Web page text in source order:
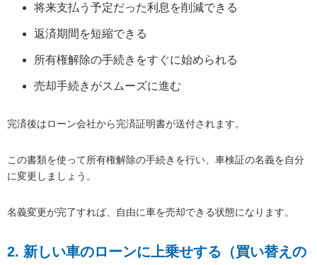
将来支払う予定だった利息を削減できる
返済期間を短縮できる
所有権解除の手続きをすぐに始められる
売却手続きがスムーズに進む
完済後はローン会社から完済証明書が送付されます。
この書類を使って所有権解除の手続きを行い、車検証の名義を自分
に変更しましょう。
名義変更が完了すれば、自由に車を売却できる状態になります。
2. 新しい車のローンに上乗せする（買い替えの